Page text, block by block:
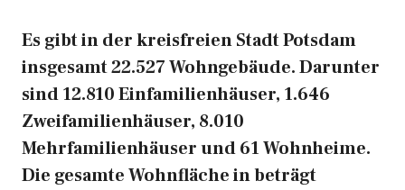
Es gibt in der kreisfreien Stadt Potsdam
insgesamt 22.527 Wohngebäude. Darunter
sind 12.810 Einfamilienhäuser, 1.646
Zweifamilienhäuser, 8.010
Mehrfamilienhäuser und 61 Wohnheime.
Die gesamte Wohnfläche in beträgt